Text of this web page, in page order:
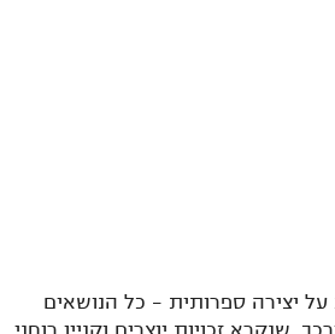
יצירה ספרותית - כל הנושאים